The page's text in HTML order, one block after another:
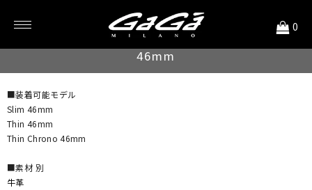
0
ストラップ
46mm
■装着可能モデル
Slim 46mm
Thin 46mm
Thin Chrono 46mm
■素材 別
牛革